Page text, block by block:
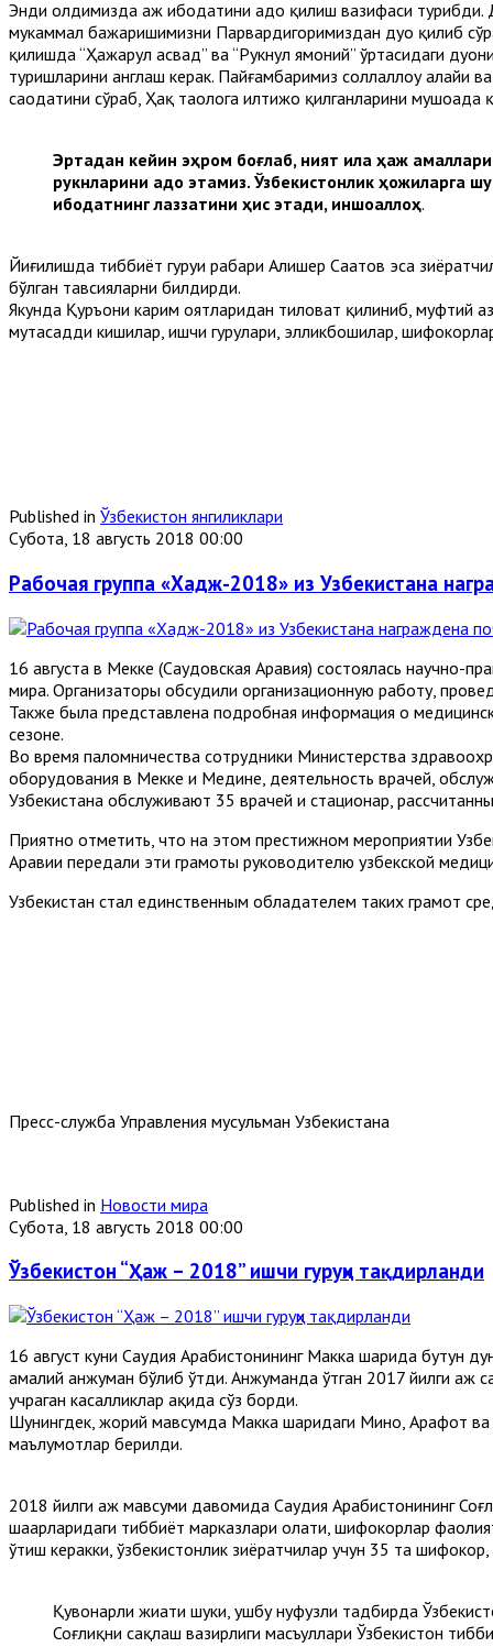
Энди олдимизда ҳаж ибодатини адо қилиш вазифаси турибди.
мукаммал бажаришимизни Парвардигоримиздан дуо қилиб
қилишда “Ҳажарул асвад” ва “Рукнул ямоний” ўртасидаги
туришларини англаш керак. Пайғамбаримиз соллаллоҳу алайҳи
саодатини сўраб, Ҳақ таолога илтижо қилганларини мушоҳада
Эртадан кейин эҳром боғлаб, ният ила ҳаж
рукнларини адо этамиз. Ўзбекистонлик ҳожиларга
ибодатнинг лаззатини ҳис этади, иншоаллоҳ.
Йиғилишда тиббиёт гуруҳи раҳбари Алишер Саатов эса
бўлган тавсияларни билдирди.
Якунда Қуръони карим оятларидан тиловат қилиниб, муфтий
мутасадди кишилар, ишчи гуруҳлари, элликбошилар,
Published in Ўзбекистон янгиликлари
Субота, 18 августь 2018 00:00
Рабочая группа «Хадж-2018» из Узбекистана
16 августа в Мекке (Саудовская Аравия) состоялась научно-
мира. Организаторы обсудили организационную работу,
Также была представлена подробная информация о
сезоне.
Во время паломничества сотрудники Министерства
оборудования в Мекке и Медине, деятельность врачей,
Узбекистана обслуживают 35 врачей и стационар,
Приятно отметить, что на этом престижном мероприятии
Аравии передали эти грамоты руководителю узбекской
Узбекистан стал единственным обладателем таких грамот
Пресс-служба Управления мусульман Узбекистана
Published in Новости мира
Субота, 18 августь 2018 00:00
Ўзбекистон “Ҳаж – 2018” ишчи гуруҳи тақдирланди
16 август куни Саудия Арабистонининг Макка шаҳрида бутун
амалий анжуман бўлиб ўтди. Анжуманда ўтган 2017 йилги ҳаж
учраган касалликлар ҳақида сўз борди.
Шунингдек, жорий мавсумда Макка шаҳридаги Мино, Арафот
маълумотлар берилди.
2018 йилги ҳаж мавсуми давомида Саудия Арабистонининг
шаҳарларидаги тиббиёт марказлари ҳолати, шифокорлар
ўтиш керакки, ўзбекистонлик зиёратчилар учун 35 та
Қувонарли жиҳати шуки, ушбу нуфузли тадбирда
Соғлиқни сақлаш вазирлиги масъуллари Ўзбекистон